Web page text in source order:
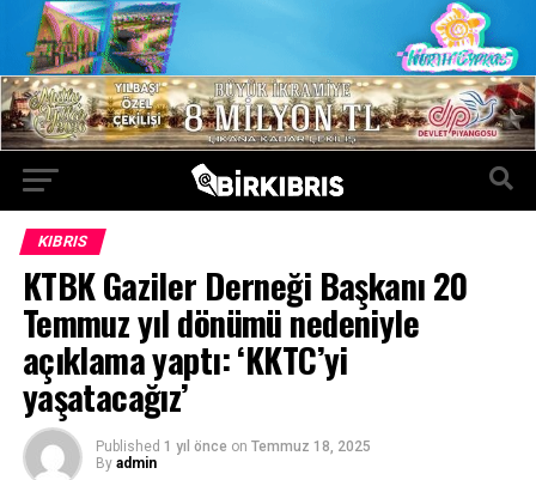
KIBRIS
KTBK Gaziler Derneği Başkanı 20
Temmuz yıl dönümü nedeniyle
açıklama yaptı: ‘KKTC’yi
yaşatacağız’
Published 1 yıl önce on Temmuz 18, 2025
By admin